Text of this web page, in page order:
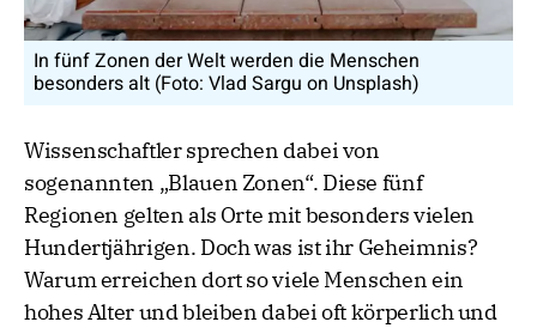
In fünf Zonen der Welt werden die Menschen
besonders alt (Foto: Vlad Sargu on Unsplash)
Wissenschaftler sprechen dabei von
sogenannten „Blauen Zonen“. Diese fünf
Regionen gelten als Orte mit besonders vielen
Hundertjährigen. Doch was ist ihr Geheimnis?
Warum erreichen dort so viele Menschen ein
hohes Alter und bleiben dabei oft körperlich und